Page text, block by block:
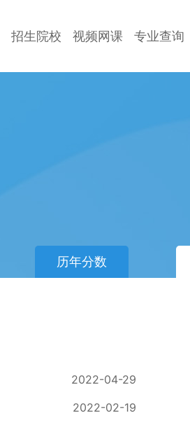
招生院校 视频网课 专业查询
历年分数
2022-04-29
2022-02-19